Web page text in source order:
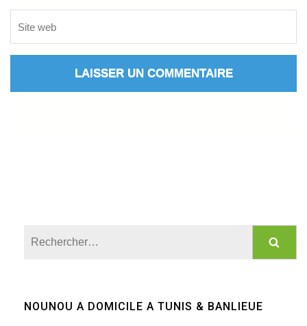
NOUNOU A DOMICILE A TUNIS & BANLIEUE